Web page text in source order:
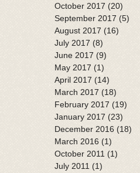
October 2017 (20)
September 2017 (5)
August 2017 (16)
July 2017 (8)
June 2017 (9)
May 2017 (1)
April 2017 (14)
March 2017 (18)
February 2017 (19)
January 2017 (23)
December 2016 (18)
March 2016 (1)
October 2011 (1)
July 2011 (1)